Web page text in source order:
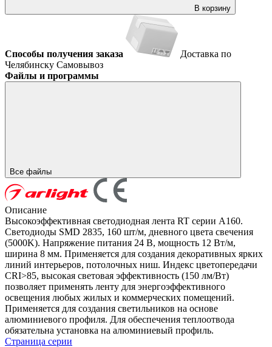
В корзину
Способы получения заказа
Доставка по
Челябинску Самовывоз
Файлы и программы
Все файлы
Описание
Высокоэффективная светодиодная лента RT серии A160.
Светодиоды SMD 2835, 160 шт/м, дневного цвета свечения
(5000K). Напряжение питания 24 В, мощность 12 Вт/м,
ширина 8 мм. Применяется для создания декоративных ярких
линий интерьеров, потолочных ниш. Индекс цветопередачи
CRI>85, высокая световая эффективность (150 лм/Вт)
позволяет применять ленту для энергоэффективного
освещения любых жилых и коммерческих помещений.
Применяется для создания светильников на основе
алюминиевого профиля. Для обеспечения теплоотвода
обязательна установка на алюминиевый профиль.
Страница серии